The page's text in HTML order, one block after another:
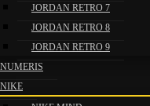
JORDAN RETRO 7
JORDAN RETRO 8
JORDAN RETRO 9
NUMERIS
NIKE